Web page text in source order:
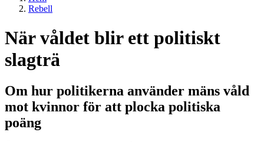
Länkstig
Rebell
När våldet blir ett politiskt
slagträ
Om hur politikerna använder mäns våld
mot kvinnor för att plocka politiska
poäng